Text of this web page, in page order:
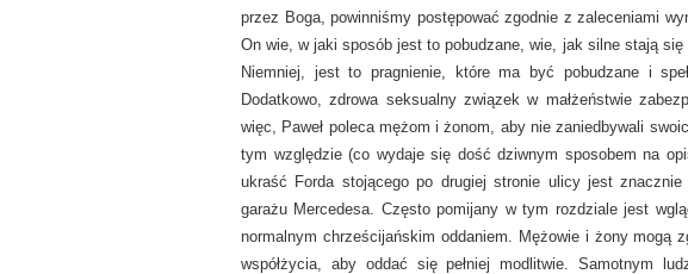
przez Boga, powinniśmy postępować zgodnie z zaleceniami
On wie, w jaki sposób jest to pobudzane, wie, jak silne stają
Niemniej, jest to pragnienie, które ma być pobudzane i
Dodatkowo, zdrowa seksualny związek w małżeństwie
więc, Paweł poleca mężom i żonom, aby nie zaniedbywali
tym względzie (co wydaje się dość dziwnym sposobem na
ukraść Forda stojącego po drugiej stronie ulicy jest
garażu Mercedesa. Często pomijany w tym rozdziale jest
normalnym chrześcijańskim oddaniem. Mężowie i żony mogą
współżycia, aby oddać się pełniej modlitwie. Samotnym